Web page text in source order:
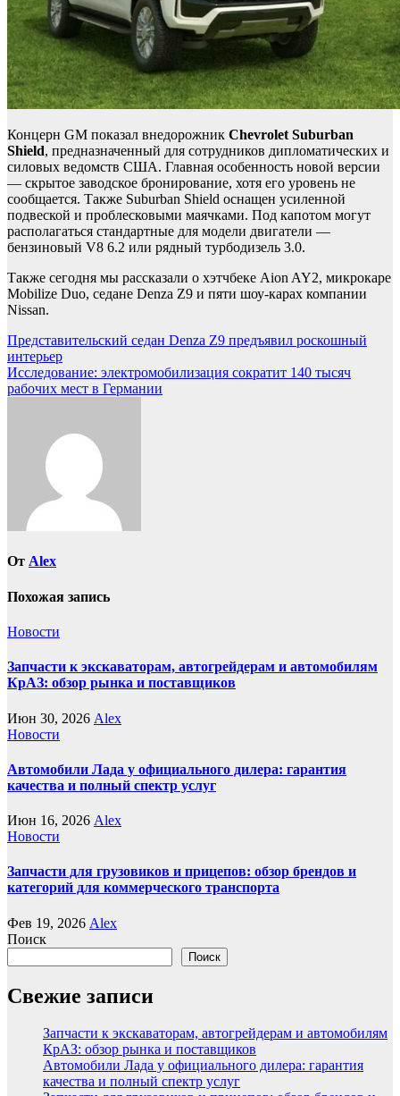
Концерн GM показал внедорожник Chevrolet Suburban
Shield, предназначенный для сотрудников дипломатических и
силовых ведомств США. Главная особенность новой версии
— скрытое заводское бронирование, хотя его уровень не
сообщается. Также Suburban Shield оснащен усиленной
подвеской и проблесковыми маячками. Под капотом могут
располагаться стандартные для модели двигатели —
бензиновый V8 6.2 или рядный турбодизель 3.0.
Также сегодня мы рассказали о хэтчбеке Aion AY2, микрокаре
Mobilize Duo, седане Denza Z9 и пяти шоу-карах компании
Nissan.
Навигация
по
записям
Представительский седан Denza Z9 предъявил роскошный
интерьер
Исследование: электромобилизация сократит 140 тысяч
рабочих мест в Германии
От Alex
Похожая запись
Новости
Запчасти к экскаваторам, автогрейдерам и автомобилям
КрАЗ: обзор рынка и поставщиков
Июн 30, 2026 Alex
Новости
Автомобили Лада у официального дилера: гарантия
качества и полный спектр услуг
Июн 16, 2026 Alex
Новости
Запчасти для грузовиков и прицепов: обзор брендов и
категорий для коммерческого транспорта
Фев 19, 2026 Alex
Поиск
Поиск
Свежие записи
Запчасти к экскаваторам, автогрейдерам и автомобилям
КрАЗ: обзор рынка и поставщиков
Автомобили Лада у официального дилера: гарантия
качества и полный спектр услуг